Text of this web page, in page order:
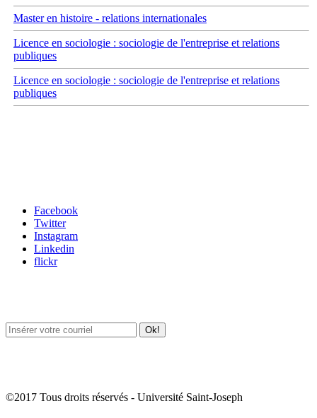
Master en histoire - relations internationales
Licence en sociologie : sociologie de l'entreprise et relations
publiques
Licence en sociologie : sociologie de l'entreprise et relations
publiques
Facebook
Twitter
Instagram
Linkedin
flickr
©2017 Tous droits réservés - Université Saint-Joseph